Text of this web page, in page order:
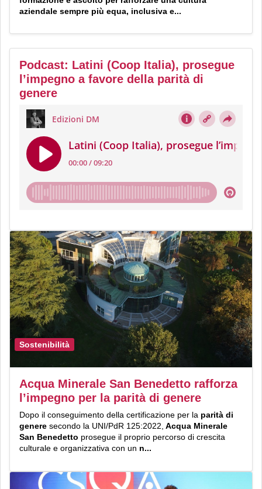
aziendale sempre più equa, inclusiva e...
Podcast: Latini (Coop Italia), prosegue
l’impegno a favore della parità di
genere
Sostenibilità
Acqua Minerale San Benedetto rafforza
l’impegno per la parità di genere
Dopo il conseguimento della certificazione per la parità di
genere secondo la UNI/PdR 125:2022, Acqua Minerale
San Benedetto prosegue il proprio percorso di crescita
culturale e organizzativa con un n...